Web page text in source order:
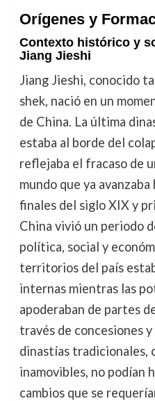
Orígenes y
Contexto histórico y
Jiang Jieshi
Jiang Jieshi, conocido
shek, nació en un
de China. La última
estaba al borde del
reflejaba el fracaso de
mundo que ya
finales del siglo XIX y
China vivió un periodo
política, social y
territorios del país
internas mientras las
apoderaban de partes
través de concesiones
dinastías tradicionales,
inamovibles, no podían
cambios que se